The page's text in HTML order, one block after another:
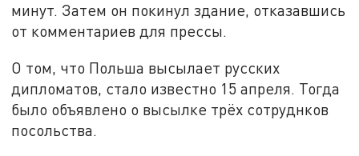
минут. Затем он покинул здание, отказавшись
от комментариев для прессы.
О том, что Польша высылает русских
дипломатов, стало известно 15 апреля. Тогда
было объявлено о высылке трёх сотруднков
посольства.